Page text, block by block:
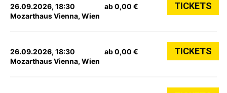
26.09.2026, 18:30
Mozarthaus Vienna, Wien
ab 0,00 € TICKETS
26.09.2026, 18:30
Mozarthaus Vienna, Wien
ab 0,00 € TICKETS